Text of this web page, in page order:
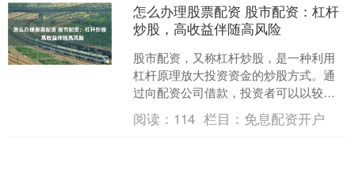
怎么办理股票配资 股市配资：杠杆
炒股，高收益伴随高风险
股市配资，又称杠杆炒股，是一种利用
杠杆原理放大投资资金的炒股方式。通
过向配资公司借款，投资者可以以较小
的自有资金撬动更大的资金量，从而获
得更高的收益。 股票配资....
阅读： 114 栏目： 免息配资开户